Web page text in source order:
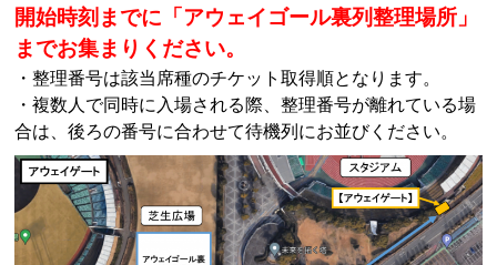
開始時刻までに「アウェイゴール裏列整理場所」
までお集まりください。
・整理番号は該当席種のチケット取得順となります。
・複数人で同時に入場される際、整理番号が離れている場
合は、後ろの番号に合わせて待機列にお並びください。